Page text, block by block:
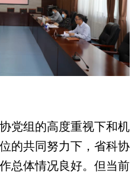
组的高度重视下和机
的共同努力下，省科协
总体情况良好。但当前